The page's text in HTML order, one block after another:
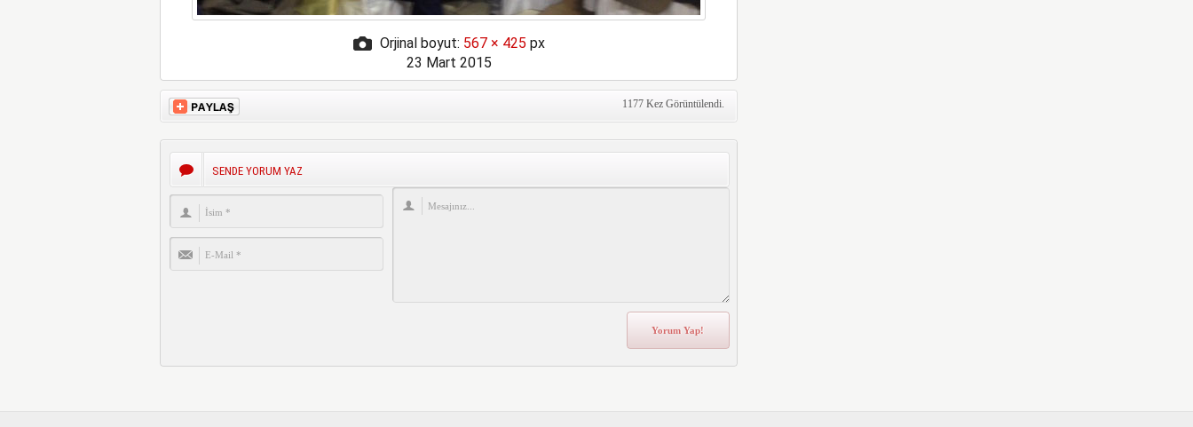
Orjinal boyut: 567 × 425 px
23 Mart 2015
1177 Kez Görüntülendi.
SENDE YORUM YAZ